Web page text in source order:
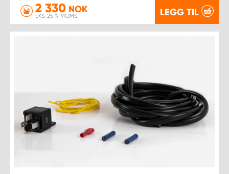
2 330 NOK
EKS. 25 % MOMS LEGG TIL